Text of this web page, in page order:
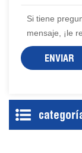
Si tiene
mensaje, ¡le